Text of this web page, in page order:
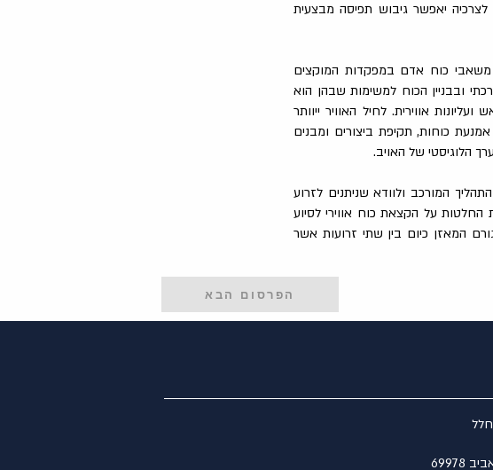
לצרכיה יאפשר גיבוש תפיסה מבצעית
משאבי כוח אדם במפקדות המוקצים
ובבניין הכוח למשימות שבהן הוא
אווירית. לחיל האוויר ייוותר
כוחות, תקיפת ביצורים ומבנים
הלוגיסטי של האויב.
המורכב ולוודא שניתנים לזרוע
על הקצאת כוח אווירי לסיוע
המאזן כיום בין שתי זרועות אשר
הפרסום הבא